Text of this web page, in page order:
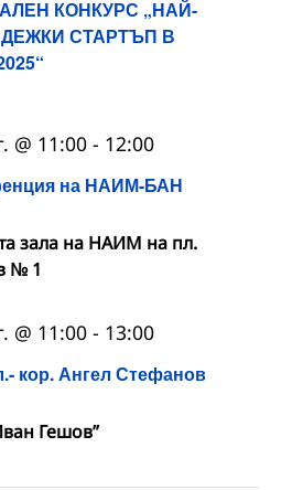
КОНКУРС „НАЙ-
СТАРТЪП В
на НАИМ-БАН
@ 11:00 - 12:00
зала на НАИМ на пл.
№ 1
кор. Ангел Стефанов
@ 11:00 - 13:00
Гешов”